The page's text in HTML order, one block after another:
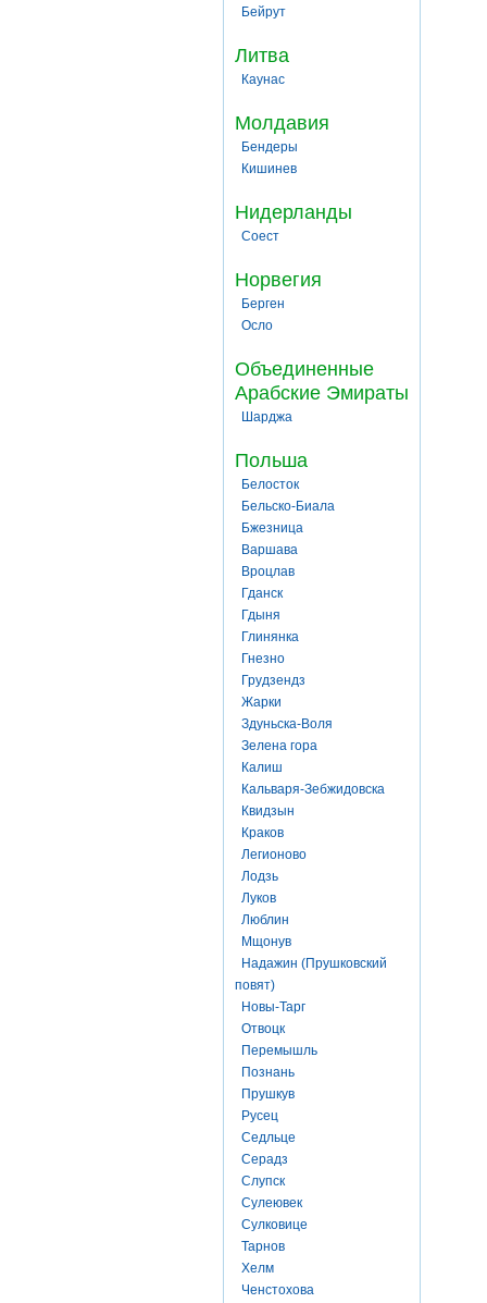
Бейрут
Литва
Каунас
Молдавия
Бендеры
Кишинев
Нидерланды
Соест
Норвегия
Берген
Осло
Объединенные
Арабские Эмираты
Шарджа
Польша
Белосток
Бельско-Биала
Бжезница
Варшава
Вроцлав
Гданск
Гдыня
Глинянка
Гнезно
Грудзендз
Жарки
Здуньска-Воля
Зелена гора
Калиш
Кальваря-Зебжидовска
Квидзын
Краков
Легионово
Лодзь
Луков
Люблин
Мщонув
Надажин (Прушковский
повят)
Новы-Тарг
Отвоцк
Перемышль
Познань
Прушкув
Русец
Седльце
Серадз
Слупск
Сулеювек
Сулковице
Тарнов
Хелм
Ченстохова